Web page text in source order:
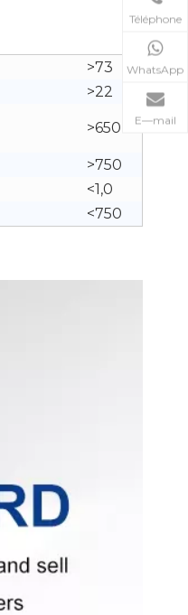
>73
>22
>650
>750
<1,0
<750
Téléphone
WhatsApp
E—mail